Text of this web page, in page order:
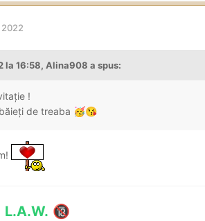
la 16:58, Alina908 a spus:
!
de treaba 🥳😘
L.A.W. 🔞